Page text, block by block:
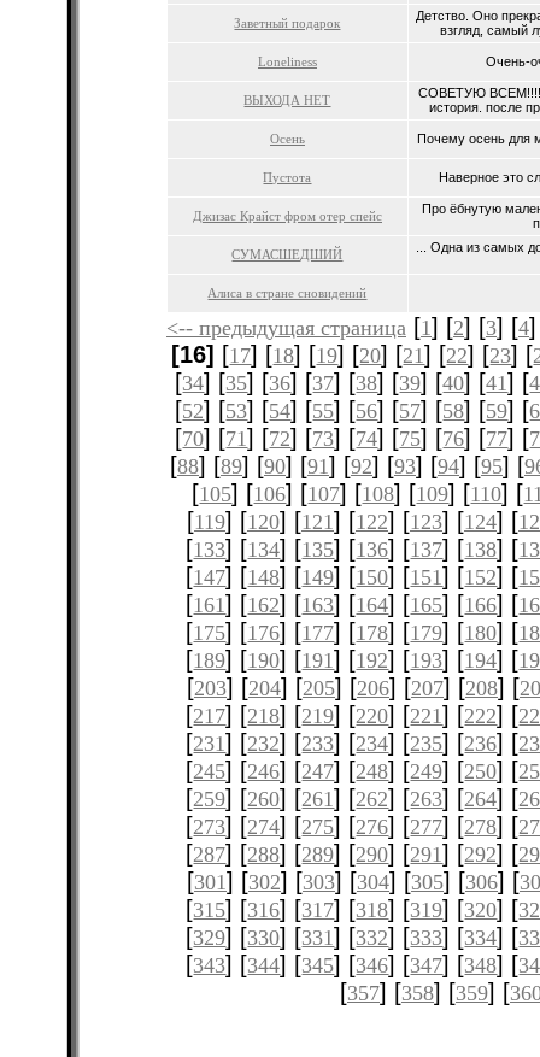
Заветный подарок
Детство. Оно
взгляд, самый
Loneliness Очень-
ВЫХОДА НЕТ
СОВЕТУЮ ВСЕМ!!!!!
история. после
Осень Почему осень для
Пустота Наверное это
Джизас Крайст фром отер спейс
Про ёбнутую
СУМАСШЕДШИЙ ... Одна из самых
Алиса в стране сновидений
<-- предыдущая страница [1] [2] [3] [4
[16] [17] [18] [19] [20] [21] [22] [23] [
[34] [35] [36] [37] [38] [39] [40] [41] [
[52] [53] [54] [55] [56] [57] [58] [59] [
[70] [71] [72] [73] [74] [75] [76] [77] [
[88] [89] [90] [91] [92] [93] [94] [95] [
[105] [106] [107] [108] [109] [110] [
[119] [120] [121] [122] [123] [124] [
[133] [134] [135] [136] [137] [138] [
[147] [148] [149] [150] [151] [152] [
[161] [162] [163] [164] [165] [166] [
[175] [176] [177] [178] [179] [180] [
[189] [190] [191] [192] [193] [194] [
[203] [204] [205] [206] [207] [208] [
[217] [218] [219] [220] [221] [222] [
[231] [232] [233] [234] [235] [236] [
[245] [246] [247] [248] [249] [250] [
[259] [260] [261] [262] [263] [264] [
[273] [274] [275] [276] [277] [278] [
[287] [288] [289] [290] [291] [292] [
[301] [302] [303] [304] [305] [306] [
[315] [316] [317] [318] [319] [320] [
[329] [330] [331] [332] [333] [334] [
[343] [344] [345] [346] [347] [348] [
[357] [358] [359] [